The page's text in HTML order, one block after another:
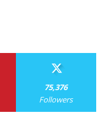
75,376
Followers